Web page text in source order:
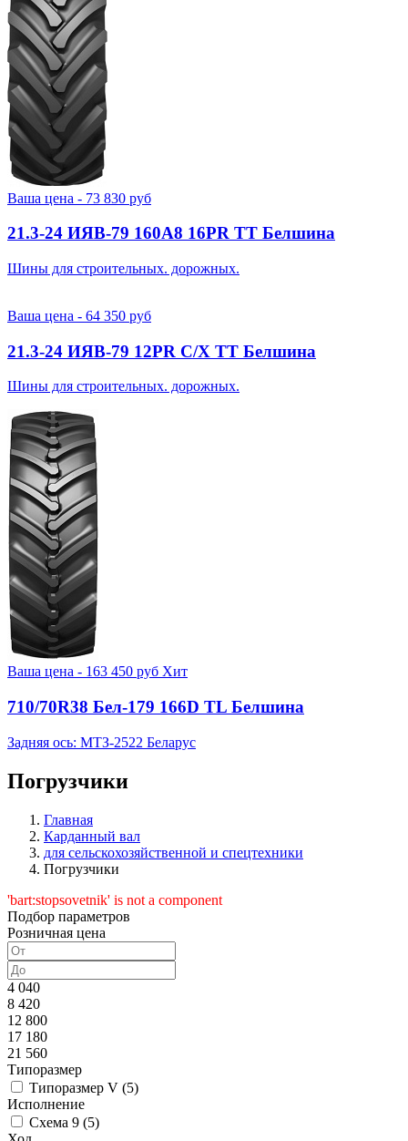
Ваша цена - 73 830 руб
21.3-24 ИЯВ-79 160A8 16PR TT Белшина
Шины для строительных. дорожных.
Ваша цена - 64 350 руб
21.3-24 ИЯВ-79 12PR С/Х TT Белшина
Шины для строительных. дорожных.
Ваша цена - 163 450 руб Хит
710/70R38 Бел-179 166D TL Белшина
Задняя ось: МТЗ-2522 Беларус
Погрузчики
Главная
Карданный вал
для сельскохозяйственной и спецтехники
Погрузчики
'bart:stopsovetnik' is not a component
Подбор параметров
Розничная цена
4 040
8 420
12 800
17 180
21 560
Типоразмер
Типоразмер V (5)
Исполнение
Схема 9 (5)